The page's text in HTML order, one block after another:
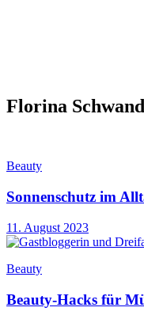
Florina
Beauty
Sonnenschutz im
11. August 2023
Beauty
Beauty-Hacks für